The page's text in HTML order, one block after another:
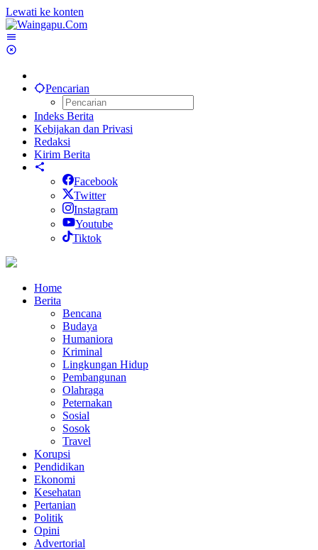
Lewati ke konten
Pencarian
Indeks Berita
Kebijakan dan Privasi
Redaksi
Kirim Berita
Facebook
Twitter
Instagram
Youtube
Tiktok
Home
Berita
Bencana
Budaya
Humaniora
Kriminal
Lingkungan Hidup
Pembangunan
Olahraga
Peternakan
Sosial
Sosok
Travel
Korupsi
Pendidikan
Ekonomi
Kesehatan
Pertanian
Politik
Opini
Advertorial